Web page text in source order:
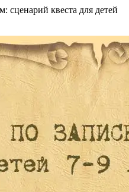
сценарий квеста для детей